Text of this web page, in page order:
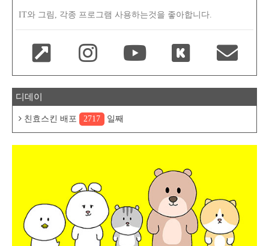
IT와 그림, 각종 프로그램 사용하는것을 좋아합니다.
디데이
친효스킨 배포 2717 일째